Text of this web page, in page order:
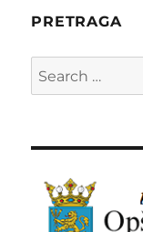
PRETRAGA
Search
for: